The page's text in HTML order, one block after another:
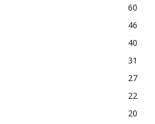
60
46
40
31
27
22
20